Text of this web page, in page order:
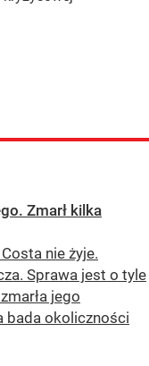
Zmarł kilka
nie żyje.
Sprawa jest o tyle
jego
bada okoliczności